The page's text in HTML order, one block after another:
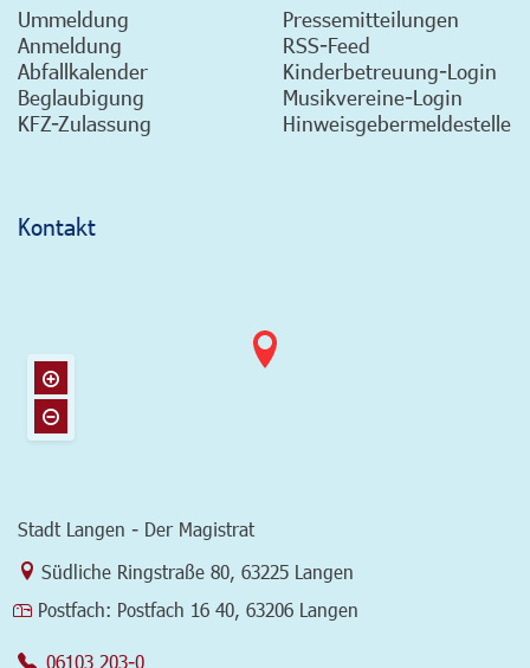
Ummeldung
Anmeldung
Abfallkalender
Beglaubigung
KFZ-Zulassung
Pressemitteilungen
RSS-Feed
Kinderbetreuung-Login
Musikvereine-Login
Hinweisgebermeldestelle
Kontakt
Stadt Langen - Der Magistrat
Link zur Google-Maps Navigation
Südliche Ringstraße 80, 63225 Langen
Postfach: Postfach 16 40, 63206 Langen
06103 203-0